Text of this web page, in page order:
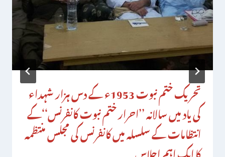
تحریک ختم نبوت 1953ء کے دس ہزار شہداء
کی یاد میں سالانہ ’’احرار ختم نبوت کانفرنس‘‘کے
انتظامات کے سلسلہ میں کانفرنس کی مجلس منتظمہ